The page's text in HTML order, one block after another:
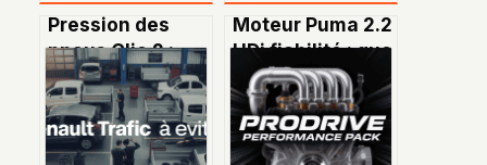
Pression des
pneus Clio 2 :
guide complet
pour rouler en
toute sécurité
Moteur Puma 2.2
HDi fiabilité : que
faut-il vraiment
savoir ?